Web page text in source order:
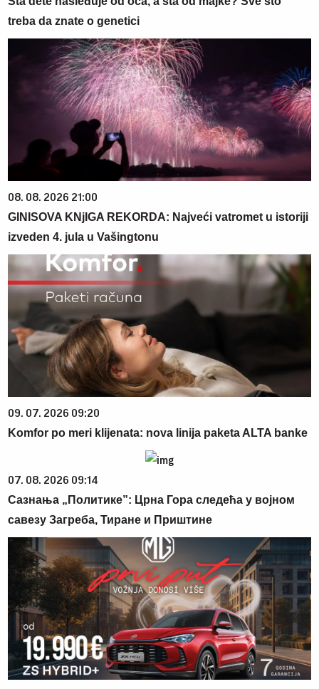
treba da znate o genetici
08. 08. 2026 21:00
GINISOVA KNjIGA REKORDA: Najveći vatromet u istoriji
izveden 4. jula u Vašingtonu
09. 07. 2026 09:20
Komfor po meri klijenata: nova linija paketa ALTA banke
07. 08. 2026 09:14
Сазнања „Политике”: Црна Гора следећа у војном
савезу Загреба, Тиране и Приштине